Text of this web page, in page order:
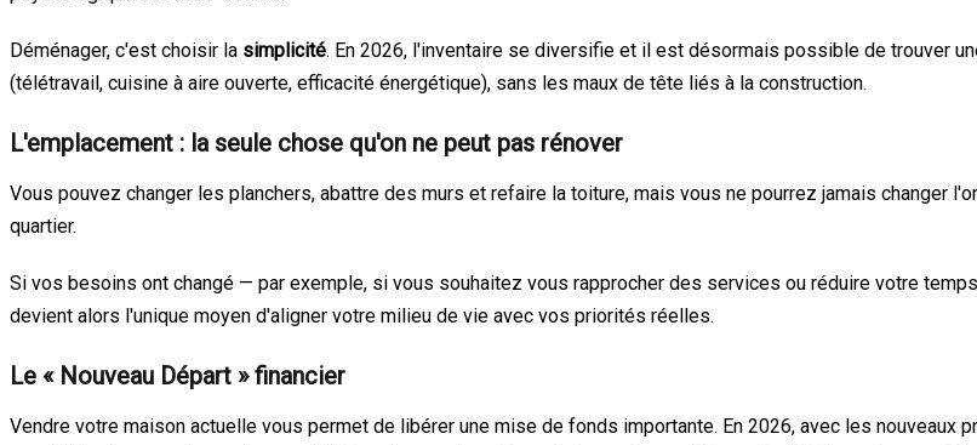
Déménager, c'est choisir la simplicité. En 2026, l'inventaire se diversifie et il est désormais possible de trouver
(télétravail, cuisine à aire ouverte, efficacité énergétique), sans les maux de tête liés à la construction.
L'emplacement : la seule chose qu'on ne peut pas rénover
Vous pouvez changer les planchers, abattre des murs et refaire la toiture, mais vous ne pourrez jamais changer
quartier.
Si vos besoins ont changé — par exemple, si vous souhaitez vous rapprocher des services ou réduire votre
devient alors l'unique moyen d'aligner votre milieu de vie avec vos priorités réelles.
Le « Nouveau Départ » financier
Vendre votre maison actuelle vous permet de libérer une mise de fonds importante. En 2026, avec les